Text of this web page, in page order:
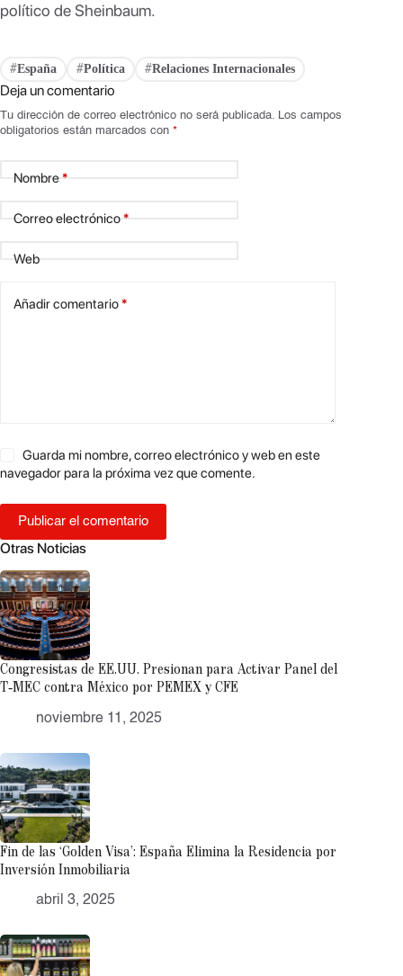
político de Sheinbaum.
#España #Política #Relaciones Internacionales
Deja un comentario
Tu dirección de correo electrónico no será publicada. Los campos
obligatorios están marcados con *
Nombre*
Correo electrónico*
Web
Añadir comentario*
Guarda mi nombre, correo electrónico y web en este
navegador para la próxima vez que comente.
Publicar el comentario
Otras Noticias
Congresistas de EE.UU. Presionan para Activar Panel del
T‑MEC contra México por PEMEX y CFE
noviembre 11, 2025
Fin de las ‘Golden Visa’: España Elimina la Residencia por
Inversión Inmobiliaria
abril 3, 2025